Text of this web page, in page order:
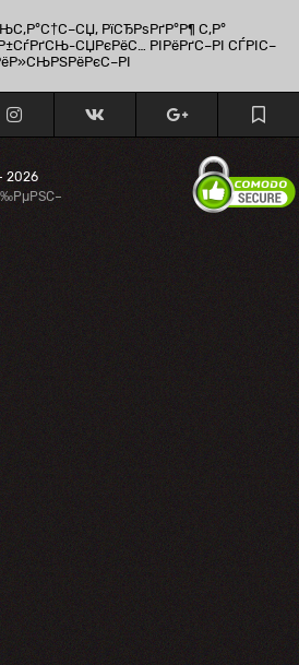
РїСЂРѕРґР°Р¶ С‚Р°
СЏРєРёС… РІРёРґС–РІ СЃРІС–
2026